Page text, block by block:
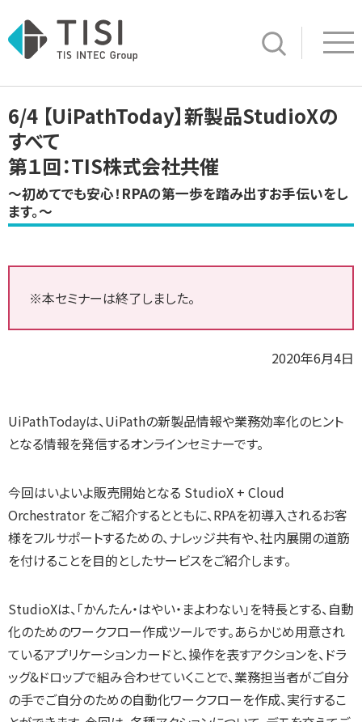
サイト内検索
6/4 【UiPathToday】新製品StudioXの
すべて
第１回：TIS株式会社共催
～初めてでも安心！RPAの第一歩を踏み出すお手伝いをし
ます。～
※本セミナーは終了しました。
2020年6月4日
UiPathTodayは、UiPathの新製品情報や業務効率化のヒント
となる情報を発信するオンラインセミナーです。
今回はいよいよ販売開始となる StudioX + Cloud
Orchestrator をご紹介するとともに、RPAを初導入されるお客
様をフルサポートするための、ナレッジ共有や、社内展開の道筋
を付けることを目的としたサービスをご紹介します。
StudioXは、「かんたん・はやい・まよわない」を特長とする、自動
化のためのワークフロー作成ツールです。あらかじめ用意され
ているアプリケーションカードと、操作を表すアクションを、ドラ
ッグ&ドロップで組み合わせていくことで、業務担当者がご自分
の手でご自分のための自動化ワークフローを作成、実行するこ